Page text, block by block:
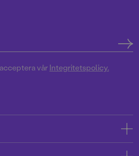
vårIntegritetspolicy.